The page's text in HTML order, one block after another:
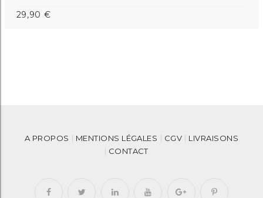
29,90 €
A PROPOS MENTIONS LÉGALES CGV
LIVRAISONS
CONTACT